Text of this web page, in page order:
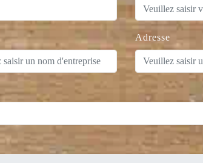
Adresse